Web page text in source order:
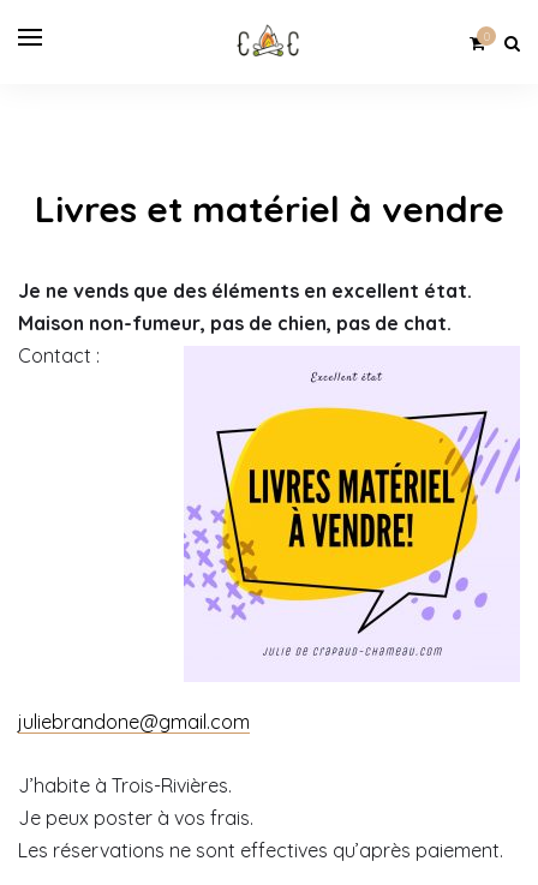
0
Livres et matériel à vendre
Je ne vends que des éléments en excellent état.
Maison non-fumeur, pas de chien, pas de chat.
Contact :
juliebrandone@gmail.com
J’habite à Trois-Rivières.
Je peux poster à vos frais.
Les réservations ne sont effectives qu’après paiement.